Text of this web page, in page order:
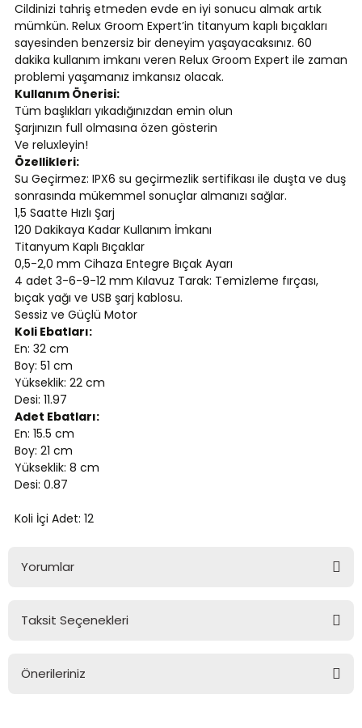
Cildinizi tahriş etmeden evde en iyi sonucu almak artık
mümkün. Relux Groom Expert’in titanyum kaplı bıçakları
sayesinden benzersiz bir deneyim yaşayacaksınız. 60
dakika kullanım imkanı veren Relux Groom Expert ile zaman
problemi yaşamanız imkansız olacak.
Kullanım Önerisi:
Tüm başlıkları yıkadığınızdan emin olun
Şarjınızın full olmasına özen gösterin
Ve reluxleyin!
Özellikleri:
Su Geçirmez: IPX6 su geçirmezlik sertifikası ile duşta ve duş
sonrasında mükemmel sonuçlar almanızı sağlar.
1,5 Saatte Hızlı Şarj
120 Dakikaya Kadar Kullanım İmkanı
Titanyum Kaplı Bıçaklar
0,5-2,0 mm Cihaza Entegre Bıçak Ayarı
4 adet 3-6-9-12 mm Kılavuz Tarak: Temizleme fırçası,
bıçak yağı ve USB şarj kablosu.
Sessiz ve Güçlü Motor
Koli Ebatları:
En: 32 cm
Boy: 51 cm
Yükseklik: 22 cm
Desi: 11.97
Adet Ebatları:
En: 15.5 cm
Boy: 21 cm
Yükseklik: 8 cm
Desi: 0.87
Koli İçi Adet: 12
Yorumlar
Bu ürüne ilk yorumu siz yapın!
Taksit Seçenekleri
Önerileriniz